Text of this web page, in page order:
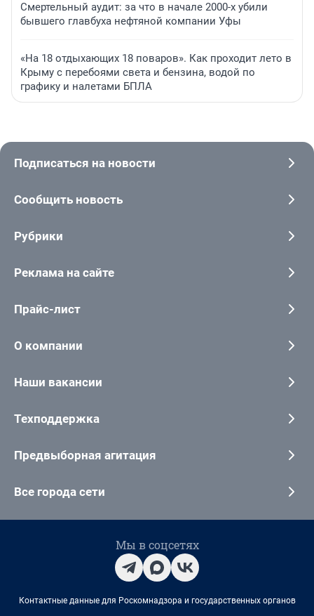
Смертельный аудит: за что в начале 2000-х убили
бывшего главбуха нефтяной компании Уфы
«На 18 отдыхающих 18 поваров». Как проходит лето в
Крыму с перебоями света и бензина, водой по
графику и налетами БПЛА
Подписаться на новости
Сообщить новость
Рубрики
Реклама на сайте
Прайс-лист
О компании
Наши вакансии
Техподдержка
Предвыборная агитация
Все города сети
Мы в соцсетях
Контактные данные для Роскомнадзора и государственных органов